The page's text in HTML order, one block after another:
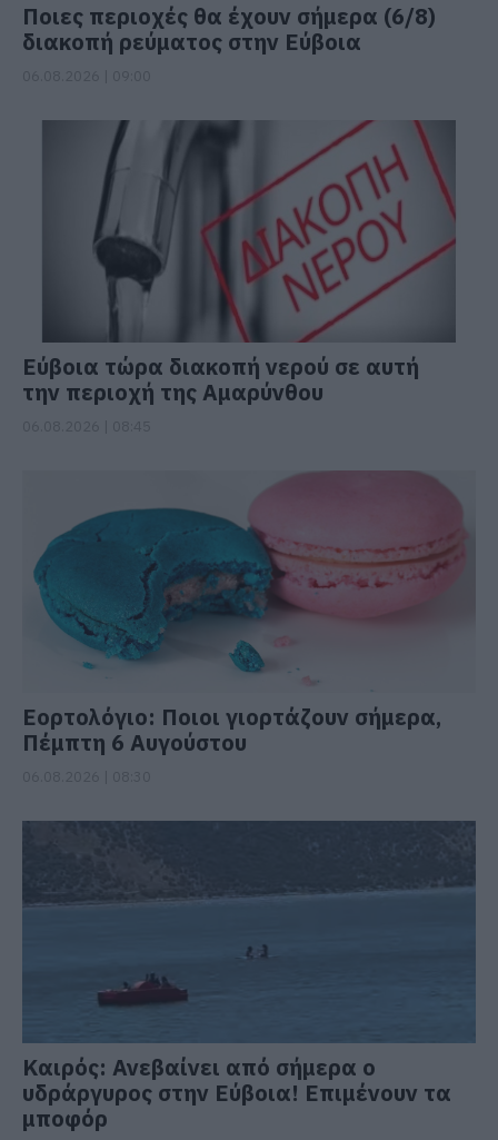
Ποιες περιοχές θα έχουν σήμερα (6/8)
διακοπή ρεύματος στην Εύβοια
Εύβοια τώρα διακοπή νερού σε αυτή
την περιοχή της Αμαρύνθου
Εορτολόγιο: Ποιοι γιορτάζουν σήμερα,
Πέμπτη 6 Αυγούστου
Καιρός: Ανεβαίνει από σήμερα ο
υδράργυρος στην Εύβοια! Επιμένουν τα
μποφόρ